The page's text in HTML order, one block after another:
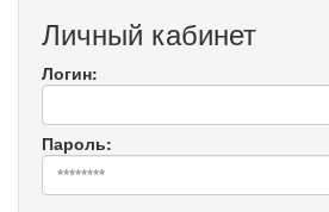
Личный кабинет
Логин:
Пароль: